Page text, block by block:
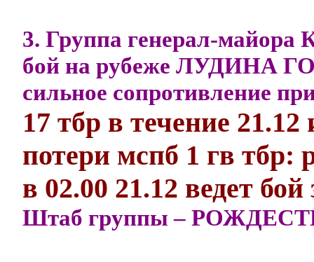
3. Группа генерал-
бой на рубеже ЛУДИНА
сильное сопротивление
17 тбр в течение
потери мспб 1 гв тбр:
в 02.00 21.12 ведет
Штаб группы –